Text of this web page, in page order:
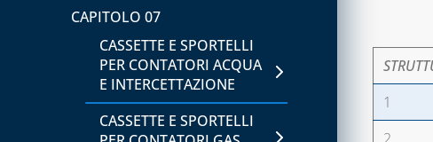
CAPITOLO 07
CASSETTE E SPORTELLI
PER CONTATORI ACQUA
E INTERCETTAZIONE
CASSETTE E SPORTELLI
1